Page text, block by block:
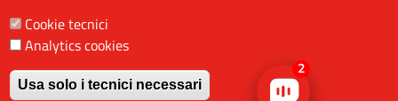
©2016-2023 Assessorato al turismo / Comune di Rimini, Piazzale
Fellini 3 47921 - Rimini - +39 0541 704587 / Ufficio Informazioni
Turistiche (IAT) +39 0541 53399 / fax +39 0541 56598 / Statistiche
web
Cookie tecnici
Analytics cookies
Usa solo i tecnici necessari
2